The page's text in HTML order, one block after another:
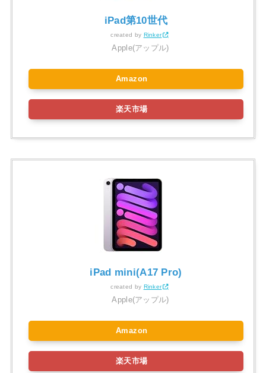
iPad第10世代
created by Rinker
Apple(アップル)
Amazon
楽天市場
iPad mini(A17 Pro)
created by Rinker
Apple(アップル)
Amazon
楽天市場